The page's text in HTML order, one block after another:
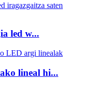
led w...
lineal hi...